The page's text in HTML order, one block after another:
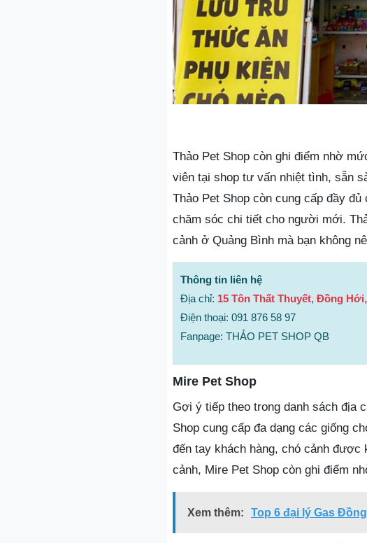
Thảo Pet Shop còn ghi điểm nhờ
viên tại shop tư vấn nhiệt tình, sẵn
Thảo Pet Shop còn cung cấp đầy
chăm sóc chi tiết cho người mới.
cảnh ở Quảng Bình mà bạn không
Thông tin liên hệ
Địa chỉ: 15 Tôn Thất Thuyết, Đồng
Điện thoại: 091 876 58 97
Fanpage: THẢO PET SHOP QB
Mire Pet Shop
Gợi ý tiếp theo trong danh sách địa
Shop cung cấp đa dạng các giống
đến tay khách hàng, chó cảnh
cảnh, Mire Pet Shop còn ghi điểm
Xem thêm: Top 6 đại lý Gas